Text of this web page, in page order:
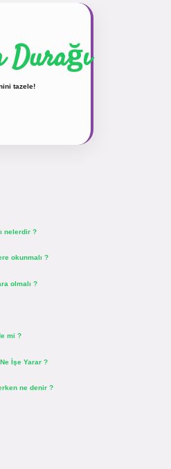
Durağı
tazele!
nelerdir ?
okunmalı ?
olmalı ?
mi ?
İşe Yarar ?
ne denir ?